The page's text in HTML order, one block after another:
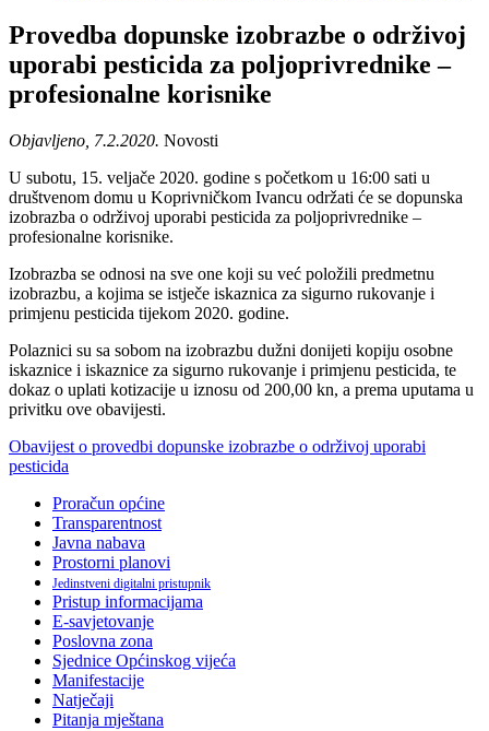
Provedba dopunske izobrazbe o održivoj
uporabi pesticida za poljoprivrednike –
profesionalne korisnike
Objavljeno, 7.2.2020. Novosti
U subotu, 15. veljače 2020. godine s početkom u 16:00 sati u
društvenom domu u Koprivničkom Ivancu održati će se dopunska
izobrazba o održivoj uporabi pesticida za poljoprivrednike –
profesionalne korisnike.
Izobrazba se odnosi na sve one koji su već položili predmetnu
izobrazbu, a kojima se istječe iskaznica za sigurno rukovanje i
primjenu pesticida tijekom 2020. godine.
Polaznici su sa sobom na izobrazbu dužni donijeti kopiju osobne
iskaznice i iskaznice za sigurno rukovanje i primjenu pesticida, te
dokaz o uplati kotizacije u iznosu od 200,00 kn, a prema uputama u
privitku ove obavijesti.
Obavijest o provedbi dopunske izobrazbe o održivoj uporabi
pesticida
Proračun općine
Transparentnost
Javna nabava
Prostorni planovi
Jedinstveni digitalni pristupnik
Pristup informacijama
E-savjetovanje
Poslovna zona
Sjednice Općinskog vijeća
Manifestacije
Natječaji
Pitanja mještana